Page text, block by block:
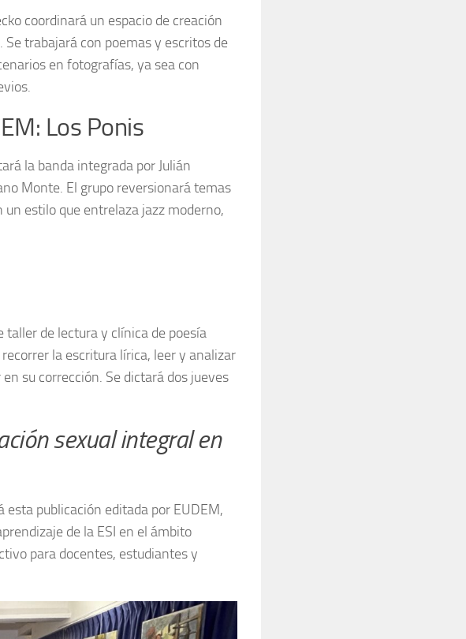
coordinará un espacio de creación
trabajará con poemas y escritos de
en fotografías, ya sea con
Los Ponis
la banda integrada por Julián
Monte. El grupo reversionará temas
estilo que entrelaza jazz moderno,
de lectura y clínica de poesía
la escritura lírica, leer y analizar
su corrección. Se dictará dos jueves
sexual integral en
publicación editada por EUDEM,
de la ESI en el ámbito
para docentes, estudiantes y